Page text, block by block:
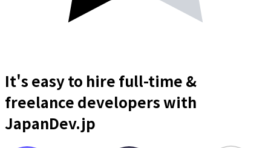
It's easy to hire full-time &
freelance developerswith
JapanDev.jp